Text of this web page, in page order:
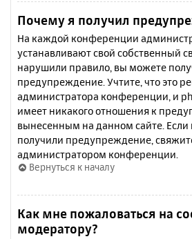
Почему я получил
На каждой конференции
устанавливают свой собственный
нарушили правило, вы можете
предупреждение. Учтите, что это
администратора конференции, и
имеет никакого отношения к
вынесенным на данном сайте. Если
получили предупреждение,
администратором конференции.
Вернуться к началу
Как мне пожаловаться на
модератору?